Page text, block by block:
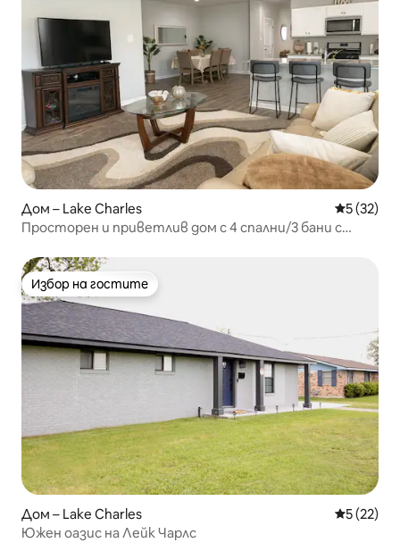
Дом – Lake Charles Средна
5 (32)
Просторен и приветлив дом с 4 спални/3 бани с
Избор на гостите
Избор на гостите
Дом – Lake Charles Средна
5 (22)
Южен оазис на Лейк Чарлс